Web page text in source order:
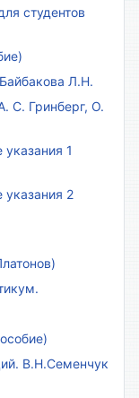
студентов
Л.Н.
С. Гринберг, О.
1
2
В.Н.Семенчук